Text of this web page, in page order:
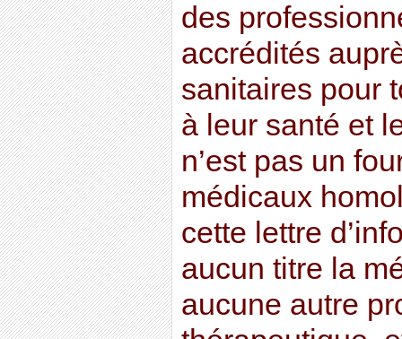
des
accrédités
sanitaires pour
à leur santé et
n’est pas un
médicaux
cette lettre
aucun titre la
aucune autre